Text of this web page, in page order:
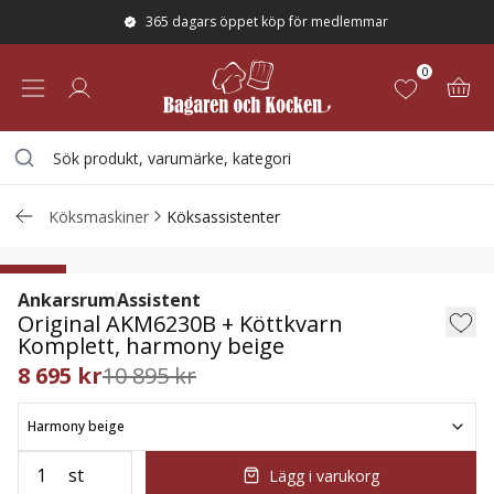
365 dagars öppet köp för medlemmar
0
Köksmaskiner Köksassistenter
Original AKM6230B + Köttkvarn
20%
AnkarsrumAssistent
Original AKM6230B + Köttkvarn
Komplett, harmony beige
8 695 kr10 895 kr
Harmony beige
st Lägg i varukorg